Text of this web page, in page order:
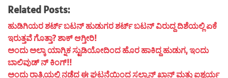
Related Posts:
ಹುಡಿಗಿಯರ ಶರ್ಟ್ ಬಟನ್ ಹುಡುಗರ ಶರ್ಟ್ ಬಟನ್ ವಿರುದ್ದ ದಿಶೆಯಲ್ಲಿ ಏಕೆ
ಇರುತ್ತವೆ ಗೊತ್ತಾ? ಶಾಕ್ ಆಗ್ತೀರಿ!
ಅಂದು ಅಲ್ಕಾ ಯಾಗ್ನಿಕ ಸ್ಟುಡಿಯೋದಿಂದ ಹೊರ ಹಾಕಿದ್ದ ಹುಡುಗ, ಇಂದು
ಬಾಲಿವುಡ್ ನ್ ಕಿಂಗ್!!
ಅಂದು ರಾತ್ರಿಯಲ್ಲಿ ನಡೆದ ಈ ಘಟನೆಯಿಂದ ಸಲ್ಮಾನ್ ಖಾನ್ ಮತ್ತು ಐಶ್ವರ್ಯ